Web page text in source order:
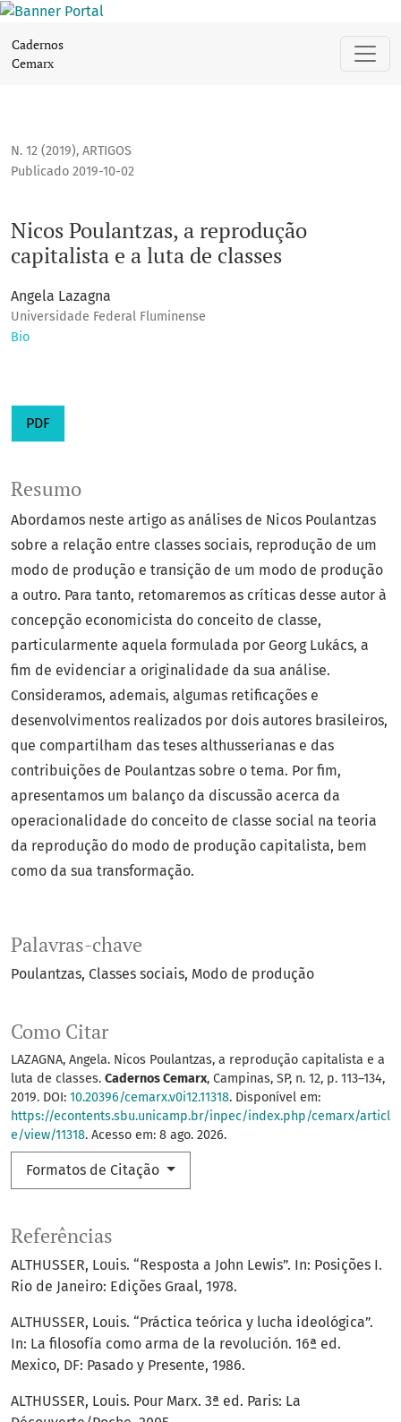
Cadernos
Cemarx
N. 12 (2019), ARTIGOS
Nicos Poulantzas, a reprodução
capitalista e a luta de classes
Publicado 2019-10-02
Angela Lazagna
Universidade Federal Fluminense
Bio
PDF
Palavras-chave
Poulantzas Classes sociais Modo de produção
Como Citar
LAZAGNA, Angela. Nicos Poulantzas, a reprodução capitalista e a
luta de classes. Cadernos Cemarx, Campinas, SP, n. 12, p. 113–134,
2019. DOI: 10.20396/cemarx.v0i12.11318. Disponível em:
https://econtents.sbu.unicamp.br/inpec/index.php/cemarx/articl
e/view/11318. Acesso em: 8 ago. 2026.
Formatos de Citação
Resumo
Abordamos neste artigo as análises de Nicos Poulantzas
sobre a relação entre classes sociais, reprodução de um
modo de produção e transição de um modo de produção
a outro. Para tanto, retomaremos as críticas desse autor à
concepção economicista do conceito de classe,
particularmente aquela formulada por Georg Lukács, a
fim de evidenciar a originalidade da sua análise.
Consideramos, ademais, algumas retificações e
desenvolvimentos realizados por dois autores brasileiros,
que compartilham das teses althusserianas e das
contribuições de Poulantzas sobre o tema. Por fim,
apresentamos um balanço da discussão acerca da
operacionalidade do conceito de classe social na teoria
da reprodução do modo de produção capitalista, bem
como da sua transformação.
Referências
ALTHUSSER, Louis. “Resposta a John Lewis”. In: Posições I.
Rio de Janeiro: Edições Graal, 1978.
ALTHUSSER, Louis. “Práctica teórica y lucha ideológica”.
In: La filosofía como arma de la revolución. 16ª ed.
Mexico, DF: Pasado y Presente, 1986.
ALTHUSSER, Louis. Pour Marx. 3ª ed. Paris: La